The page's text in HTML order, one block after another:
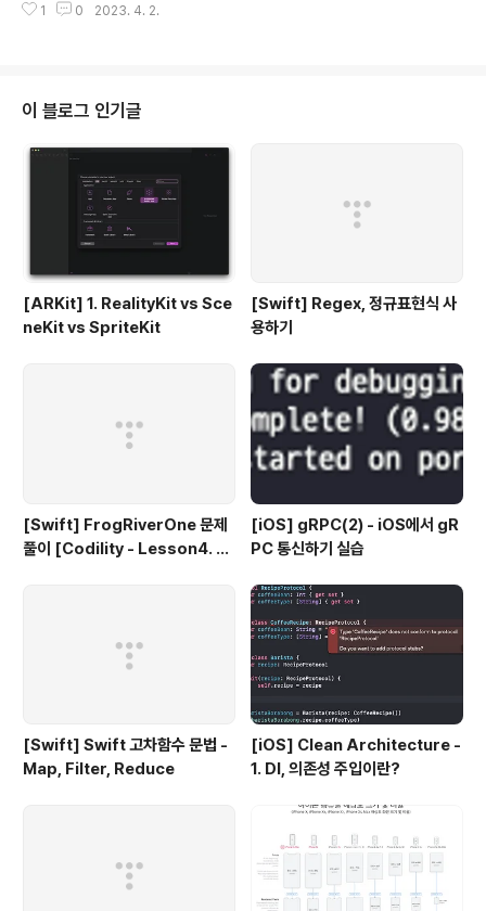
으로 문제를 풀게 되는 빈도도 늘어나는 것 같슴니다...! 😂
줄부터는 하나의 상자에 저장된 토마토 www.acmicpc.net 💬 Idea 토마토
가 익어있는 상태라면 0을 출력하고, 그렇지 않으면 bfs를 수행한다. bfs를 수
행하기에 앞서 queue에..
1 0 2023. 4. 2.
이 블로그 인기글
[ARKit] 1. RealityKit vs Sce
neKit vs SpriteKit
[Swift] Regex, 정규표현식 사
용하기
[Swift] FrogRiverOne 문제
풀이 [Codility - Lesson4. C
[iOS] gRPC(2) - iOS에서 gR
PC 통신하기 실습
[Swift] Swift 고차함수 문법 -
Map, Filter, Reduce
[iOS] Clean Architecture -
1. DI, 의존성 주입이란?